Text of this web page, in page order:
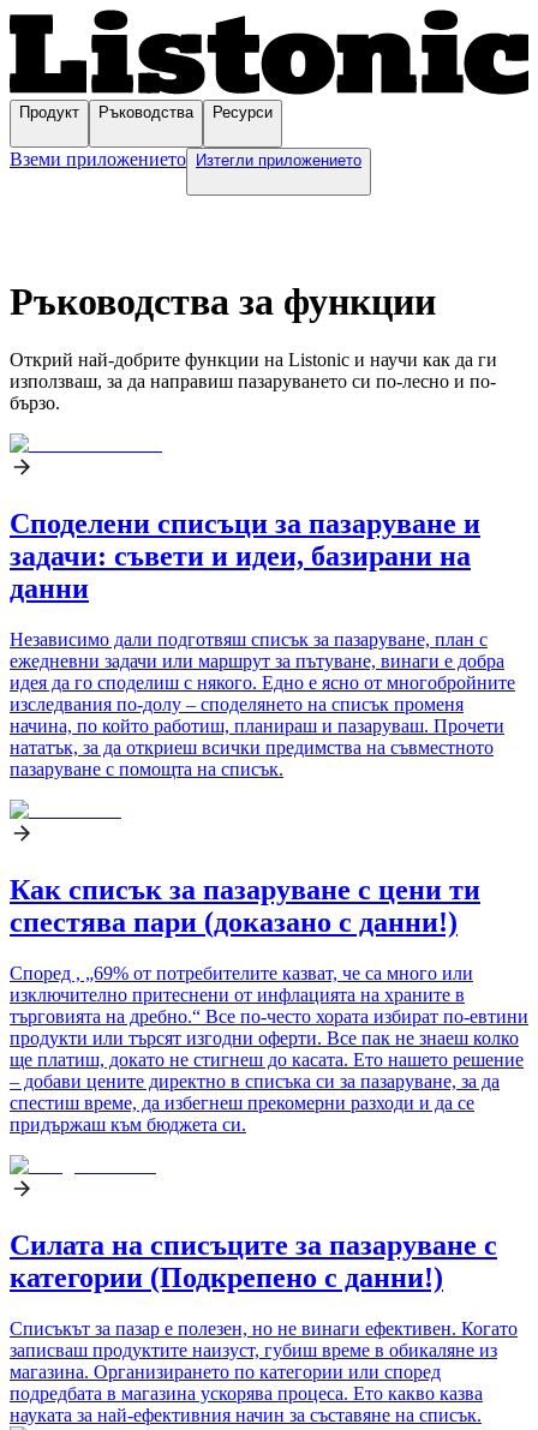
Продукт Ръководства Ресурси
Вземи приложението Изтегли приложението
Ръководства за функции
Открий най-добрите функции на Listonic и научи как да ги
използваш, за да направиш пазаруването си по-лесно и по-
бързо.
Споделени списъци за пазаруване и
задачи: съвети и идеи, базирани на
данни
Независимо дали подготвяш списък за пазаруване, план с
ежедневни задачи или маршрут за пътуване, винаги е добра
идея да го споделиш с някого. Едно е ясно от многобройните
изследвания по-долу – споделянето на списък променя
начина, по който работиш, планираш и пазаруваш. Прочети
нататък, за да откриеш всички предимства на съвместното
пазаруване с помощта на списък.
Как списък за пазаруване с цени ти
спестява пари (доказано с данни!)
Според , „69% от потребителите казват, че са много или
изключително притеснени от инфлацията на храните в
търговията на дребно.“ Все по-често хората избират по-евтини
продукти или търсят изгодни оферти. Все пак не знаеш колко
ще платиш, докато не стигнеш до касата. Ето нашето решение
– добави цените директно в списъка си за пазаруване, за да
спестиш време, да избегнеш прекомерни разходи и да се
придържаш към бюджета си.
Силата на списъците за пазаруване с
категории (Подкрепено с данни!)
Списъкът за пазар е полезен, но не винаги ефективен. Когато
записваш продуктите наизуст, губиш време в обикаляне из
магазина. Организирането по категории или според
подредбата в магазина ускорява процеса. Ето какво казва
науката за най-ефективния начин за съставяне на списък.